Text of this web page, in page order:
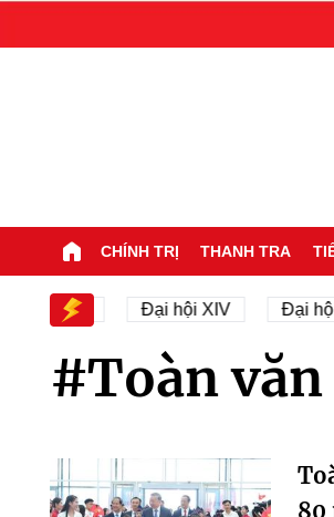
CHÍNH TRỊ THANH TRA
Đại hội XIV Đại hội
#Toàn văn
80